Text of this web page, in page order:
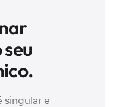
singular e